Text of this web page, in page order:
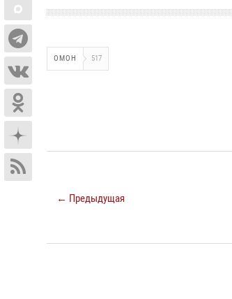
ОМОН 517
← Предыдущая